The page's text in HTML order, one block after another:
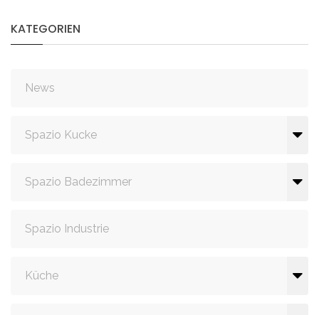
KATEGORIEN
News
Spazio Kucke
Spazio Badezimmer
Spazio Industrie
Küche